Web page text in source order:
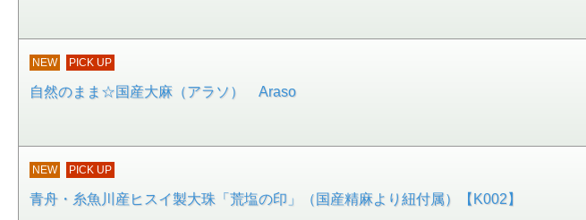
NEW PICK UP
自然のまま☆国産大麻（アラソ） Araso
NEW PICK UP
青舟・糸魚川産ヒスイ製大珠「荒塩の印」（国産精麻より紐付属）【K002】